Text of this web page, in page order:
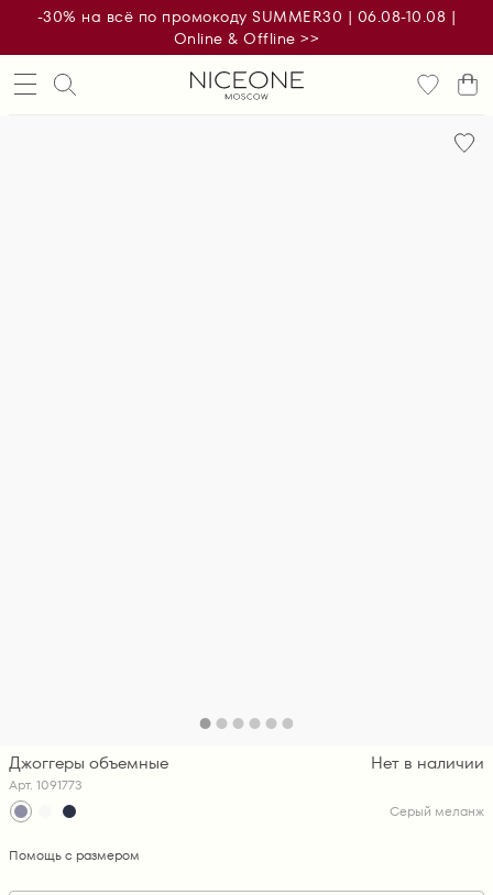
-30% на всё по промокоду SUMMER30 | 06.08-10.08 |
Online & Offline >>
Джоггеры объемные
Арт. 1091773
Нет в наличии
Серый меланж
Помощь с размером